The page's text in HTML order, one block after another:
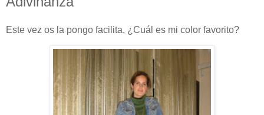
Este vez os la pongo facilita, ¿Cuál es mi color favorito?